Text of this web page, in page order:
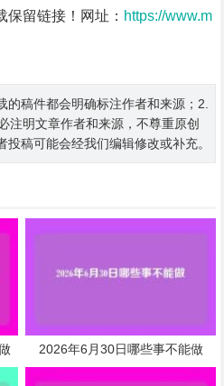
保留链接！网址： https://www.m
的稿件都会明确标注作者和来源；2.
注明文章作者和来源，不尊重原创
稿可能会经我们编辑修改或补充。
2026年6月30日哪些事不能做